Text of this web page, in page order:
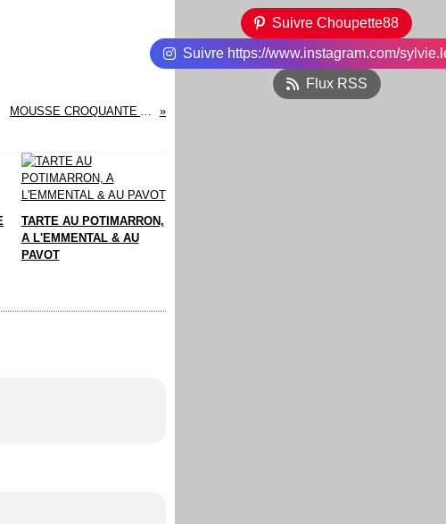
MOUSSE CROQUANTE A L'ORANGE
TARTE AU POTIMARRON,
A L'EMMENTAL & AU
PAVOT
Suivre Choupette88
Suivre https://www.instagram.com/
Flux RSS